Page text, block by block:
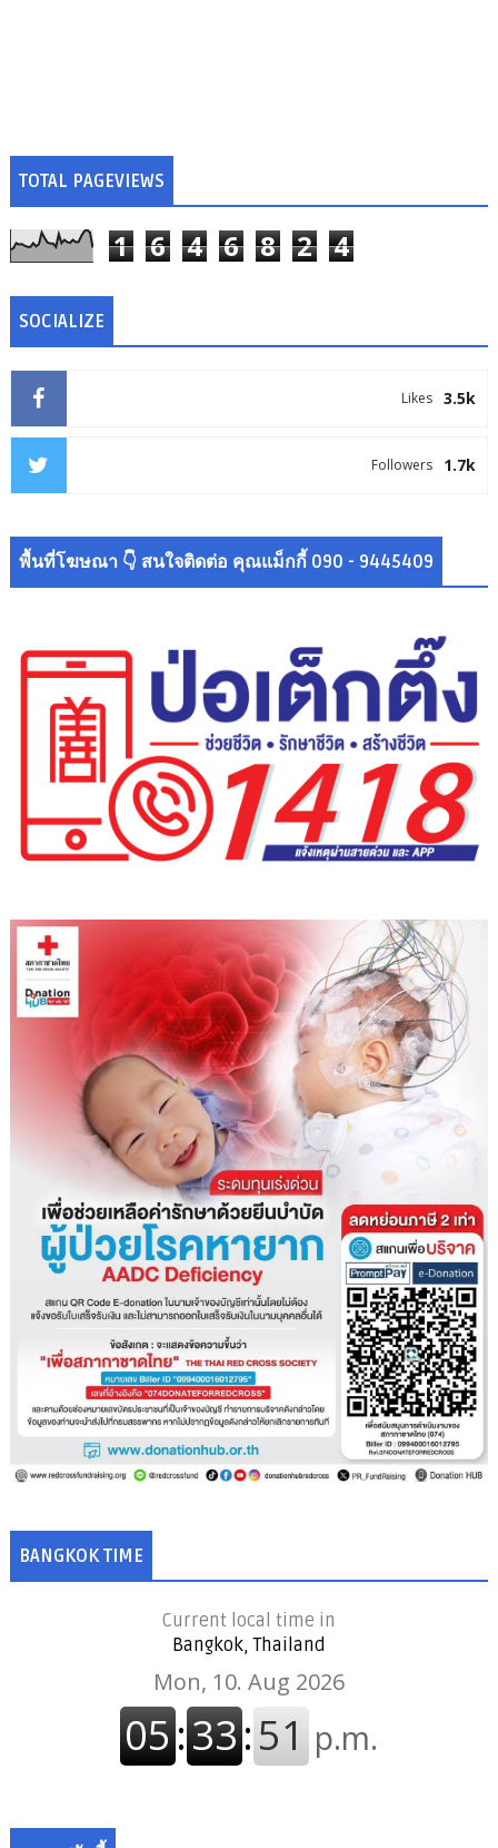
TOTAL PAGEVIEWS
1 6 4 6 8 2 4
SOCIALIZE
3.5k
Likes
1.7k
Followers
พื้นที่โฆษณา 👇 สนใจติดต่อ คุณแม็กกี้ 090 - 9445409
BANGKOK TIME
Current local time in
Bangkok, Thailand